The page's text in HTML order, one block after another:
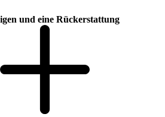
und eine Rückerstattung